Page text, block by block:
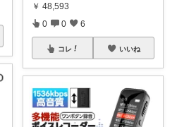
￥ 48,593
0 0 6
コレ いいね